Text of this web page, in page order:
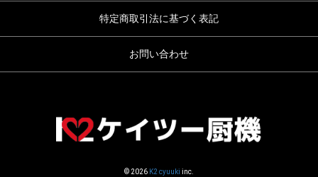
特定商取引法に基づく表記
お問い合わせ
© 2026 K2 cyuuki inc.